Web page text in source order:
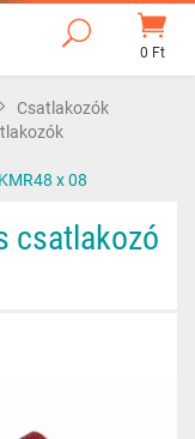
0 Ft
Csatlakozók
x 08
csatlakozó